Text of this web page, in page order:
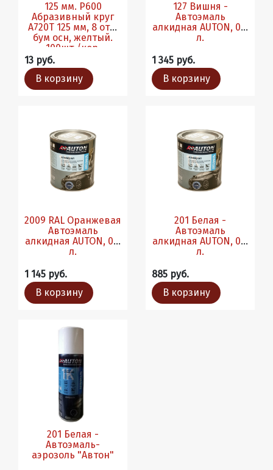
125 мм. Р600
Абразивный круг
A720T 125 мм, 8 отв,
бум осн, желтый.
100шт./кор.
13 руб.
В корзину
127 Вишня -
Автоэмаль
алкидная AUTON, 0.8
л.
1 345 руб.
В корзину
2009 RAL Оранжевая
Автоэмаль
алкидная AUTON, 0.8
л.
1 145 руб.
В корзину
201 Белая -
Автоэмаль
алкидная AUTON, 0.8
л.
885 руб.
В корзину
201 Белая -
Автоэмаль-
аэрозоль "Автон"